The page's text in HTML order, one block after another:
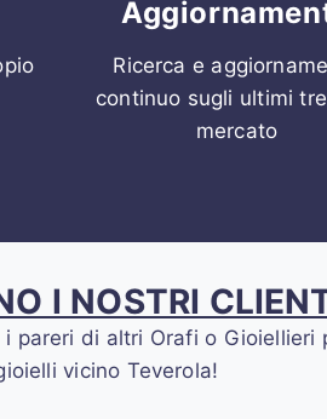
Ricerca e
continuo sugli ultimi
mercato
I NOSTRI
pareri di altri Orafi o
vicino Teverola!